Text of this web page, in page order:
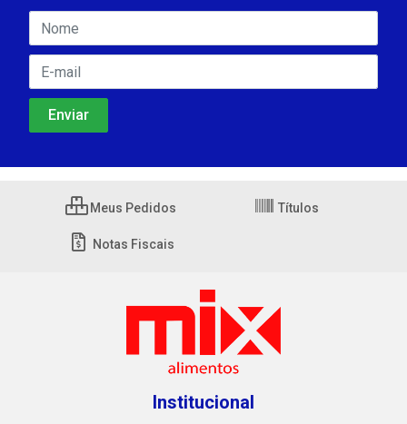
Meus Pedidos Títulos
Notas Fiscais
Institucional